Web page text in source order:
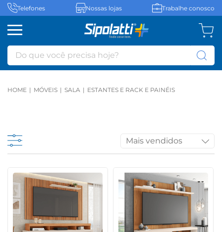
Telefones Nossas lojas Trabalhe conosco
Do que você precisa hoje?
MÓVEIS SALA ESTANTES E RACK E PAINÉIS
Mais vendidos